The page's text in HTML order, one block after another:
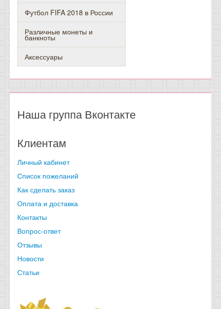
Футбол FIFA 2018 в России
Различные монеты и
банкноты
Аксессуары
Наша группа Вконтакте
Клиентам
Личный кабинет
Список пожеланий
Как сделать заказ
Оплата и доставка
Контакты
Вопрос-ответ
Отзывы
Новости
Статьи